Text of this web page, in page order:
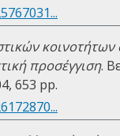
κοινοτήτων
προσέγγιση.
653 pp.